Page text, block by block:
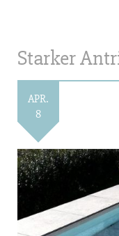
Starker
APR.
8